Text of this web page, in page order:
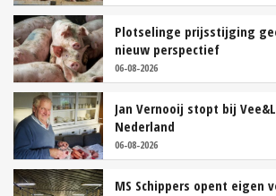
Plotselinge prijsstijging
nieuw perspectief
06-08-2026
Jan Vernooij stopt bij
Nederland
06-08-2026
MS Schippers opent eigen